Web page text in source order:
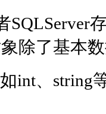
SQLServer
除了基本
int、string